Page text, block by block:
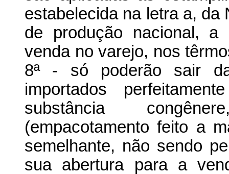
estabelecida na letra a, da
de produção nacional,
venda no varejo, nos
8ª - só poderão sair
importados
substância
(empacotamento feito a
semelhante, não sendo
sua abertura para a